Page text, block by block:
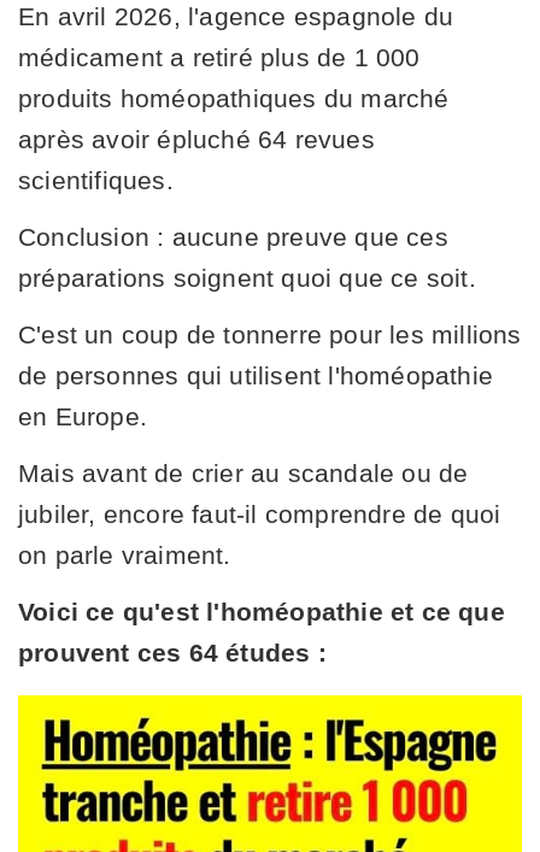
En avril 2026, l'agence espagnole du
médicament a retiré plus de 1 000
produits homéopathiques du marché
après avoir épluché 64 revues
scientifiques.
Conclusion : aucune preuve que ces
préparations soignent quoi que ce soit.
C'est un coup de tonnerre pour les millions
de personnes qui utilisent l'homéopathie
en Europe.
Mais avant de crier au scandale ou de
jubiler, encore faut-il comprendre de quoi
on parle vraiment.
Voici ce qu'est l'homéopathie et ce que
prouvent ces 64 études :